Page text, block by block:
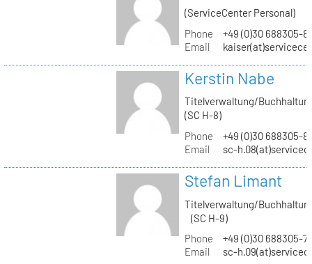
(ServiceCenter Personal)
Phone
+49 (0)30 688305-
Email
Kerstin Nabe
Titelverwaltung/
(SC H-8)
Phone
+49 (0)30 688305-
Email
sc-
Stefan Limant
Titelverwaltung/
(SC H-9)
Phone
+49 (0)30 688305-
Email
sc-